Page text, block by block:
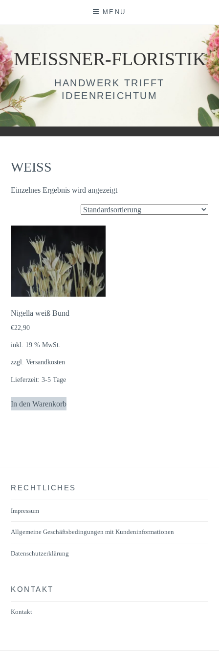
MENU
MEISSNER-FLORISTIK
HANDWERK TRIFFT
IDEENREICHTUM
WEISS
Einzelnes Ergebnis wird angezeigt
Nigella weiß Bund
€22,90
inkl. 19 % MwSt.
zzgl.Versandkosten
Lieferzeit:3-5 Tage
In den Warenkorb
RECHTLICHES
Impressum
Allgemeine Geschäftsbedingungen mit Kundeninformationen
Datenschutzerklärung
KONTAKT
Kontakt